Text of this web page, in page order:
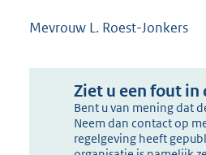
Mevrouw L. Roest-Jonkers
Ziet u een fout in
Bent u van mening dat
Neem dan contact op
regelgeving heeft